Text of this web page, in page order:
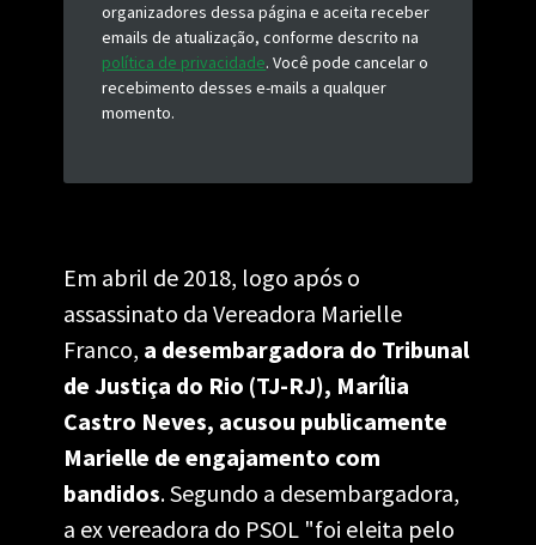
organizadores dessa página e aceita receber
emails de atualização, conforme descrito na
política de privacidade. Você pode cancelar o
recebimento desses e-mails a qualquer
momento.
Em abril de 2018, logo após o
assassinato da Vereadora Marielle
Franco, a desembargadora do Tribunal
de Justiça do Rio (TJ-RJ), Marília
Castro Neves, acusou publicamente
Marielle de engajamento com
bandidos. Segundo a desembargadora,
a ex vereadora do PSOL "foi eleita pelo